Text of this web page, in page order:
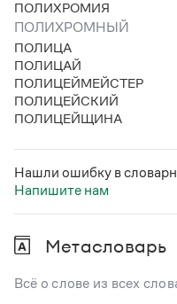
Статьи
Монологи
Интервью
Лекции и подкасты
Рекомендуем
Учебник
Правила русского языка:
Издательство
ПОЛИХРОМИЯ
ПОЛИХРОМНЫЙ
ПОЛИЦА
ПОЛИЦАЙ
ПОЛИЦЕЙМЕЙСТЕР
ПОЛИЦЕЙСКИЙ
ПОЛИЦЕЙЩИНА
Нашли ошибку в
Напишите нам
Метасловарь
Всё о слове из всех